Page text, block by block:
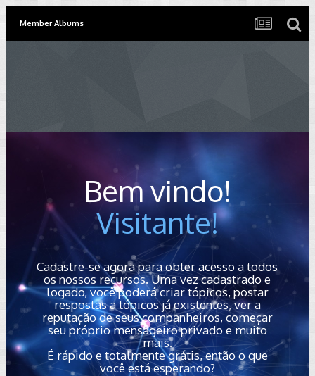
Member Albums
Bem vindo!
Visitante!
Cadastre-se agora para obter acesso a todos
os nossos recursos. Uma vez cadastrado e
logado, você poderá criar tópicos, postar
respostas a tópicos já existentes, ver a
reputação de seus companheiros, começar
seu próprio mensageiro privado e muito
mais.
É rápido e totalmente grátis, então o que
você está esperando?